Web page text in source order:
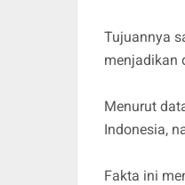
Tujuannya
menjadikan
Menurut
Indonesia,
Fakta ini